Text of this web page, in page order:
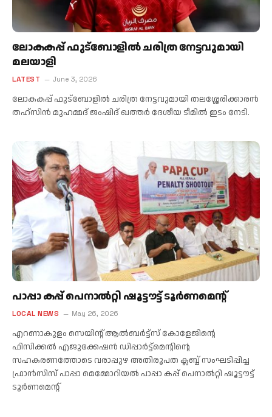
ലോകകപ്പ് ഫുട്ബോളിൽ ചരിത്ര നേട്ടവുമായി
മലയാളി
LATEST June 3, 2026
ലോകകപ്പ് ഫുട്ബോളിൽ ചരിത്ര നേട്ടവുമായി തലശ്ശേരിക്കാരൻ
തഹ്സിൻ മുഹമ്മദ് ജംഷിദ് ഖത്തർ ദേശീയ ടീമിൽ ഇടം നേടി.
പാപ്പാ കപ്പ് പെനാൽറ്റി ഷൂട്ടൗട്ട് ടൂർണമെൻ്റ്
LOCAL NEWS May 26, 2026
എറണാകുളം സെയിന്റ് ആൽബർട്ട്സ് കോളേജിന്റെ
ഫിസിക്കൽ എജുക്കേഷൻ ഡിപ്പാർട്ട്മെന്റിന്റെ
സഹകരണത്തോടെ വരാപ്പുഴ അതിരൂപത ക്ലബ്ബ് സംഘടിപ്പിച്ച
ഫ്രാൻസിസ് പാപ്പാ മെമ്മോറിയൽ പാപ്പാ കപ്പ് പെനാൽറ്റി ഷൂട്ടൗട്ട്
ടൂർണമെന്റ്